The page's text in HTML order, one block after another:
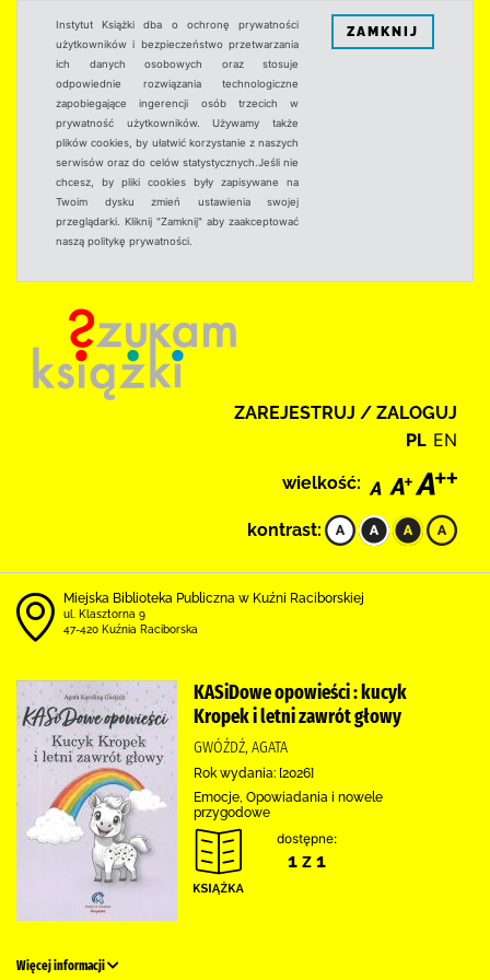
Instytut Książki dba o ochronę prywatności
użytkowników i bezpieczeństwo przetwarzania
ich danych osobowych oraz stosuje
odpowiednie rozwiązania technologiczne
zapobiegające ingerencji osób trzecich w
prywatność użytkowników. Używamy także
plików cookies, by ułatwić korzystanie z naszych
serwisów oraz do celów statystycznych.Jeśli nie
chcesz, by pliki cookies były zapisywane na
Twoim dysku zmień ustawienia swojej
przeglądarki. Kliknij "Zamknij" aby zaakceptować
naszą politykę prywatności.
ZAMKNIJ
ZAREJESTRUJ / ZALOGUJ
PL EN
wielkość:
kontrast:
Miejska Biblioteka Publiczna w Kuźni Raciborskiej
ul. Klasztorna 9
47-420 Kuźnia Raciborska
KASiDowe opowieści : kucyk
Kropek i letni zawrót głowy
GWÓŹDŹ, AGATA
Rok wydania: [2026]
Emocje, Opowiadania i nowele
przygodowe
dostępne:
1 z 1
Więcej informacji